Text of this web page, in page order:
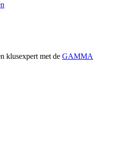
klusexpert met de GAMMA